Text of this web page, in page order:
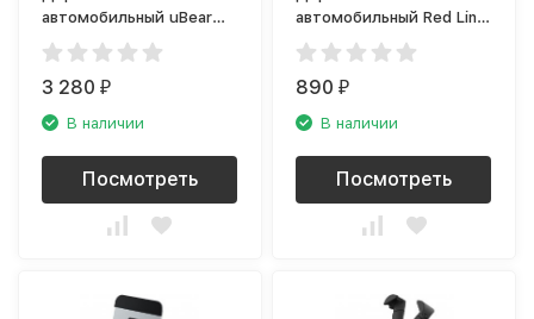
автомобильный uBear
Go-Power с MagSafe,
чёрный
3 280₽
В наличии
Посмотреть
автомобильный Red Line
HOL-02
890₽
В наличии
Посмотреть